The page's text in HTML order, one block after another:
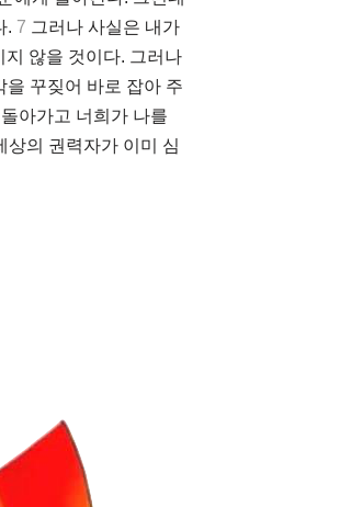
. 7 그러나 사실은 내가
않을 것이다. 그러나
을 꾸짖어 바로 잡아 주
아가고 너희가 나를
상의 권력자가 이미 심